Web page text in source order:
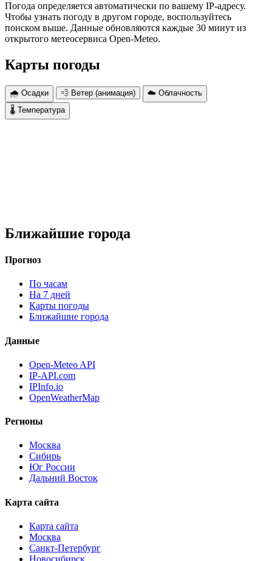
Погода определяется автоматически по вашему IP-адресу.
Чтобы узнать погоду в другом городе, воспользуйтесь
поиском выше. Данные обновляются каждые 30 минут из
открытого метеосервиса Open-Meteo.
Карты погоды
🌧 Осадки 💨 Ветер (анимация)
☁️ Облачность
🌡 Температура
Ближайшие города
Прогноз
По часам
На 7 дней
Карты погоды
Ближайшие города
Данные
Open-Meteo API
IP-API.com
IPInfo.io
OpenWeatherMap
Регионы
Москва
Сибирь
Юг России
Дальний Восток
Карта сайта
Карта сайта
Москва
Санкт-Петербург
Новосибирск